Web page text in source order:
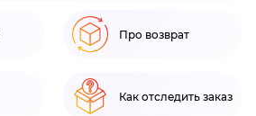
Про возврат
Как отследить заказ